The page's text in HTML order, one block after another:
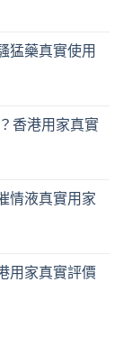
猛藥真實使用
香港用家真實
情液真實用家
用家真實評價